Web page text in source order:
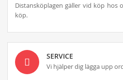
Distansköplagen gäller vid köp hos
köp.
SERVICE
Vi hjälper dig lägga upp